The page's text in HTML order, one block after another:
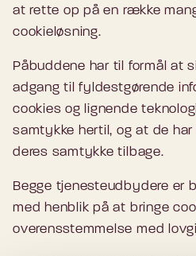
at rette op på en række
cookieløsning.
Påbuddene har til formål at
adgang til fyldestgørende
cookies og lignende
samtykke hertil, og at de
deres samtykke tilbage.
Begge tjenesteudbydere er
med henblik på at bringe
overensstemmelse med